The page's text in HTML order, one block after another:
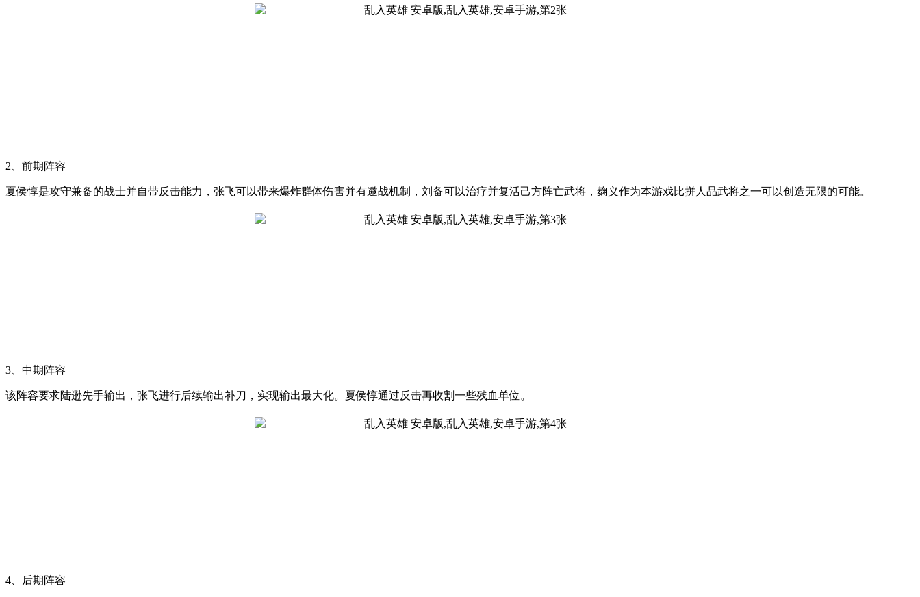
2、前期阵容
夏侯惇是攻守兼备的战士并自带反击能力，张飞可以带来爆炸群体伤害并有邀战机制，刘备可以治疗并复活己方阵亡武将，麹义作为本游戏比拼人品武将之一可以创造无限的可能。
3、中期阵容
该阵容要求陆逊先手输出，张飞进行后续输出补刀，实现输出最大化。夏侯惇通过反击再收割一些残血单位。
4、后期阵容